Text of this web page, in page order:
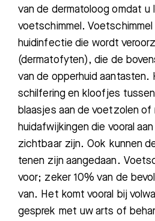
van de dermatoloog omdat
voetschimmel.
huidinfectie die wordt
(dermatofyten), die de
van de opperhuid aantasten.
schilfering en kloofjes
blaasjes aan de voetzolen
huidafwijkingen die vooral
zichtbaar zijn. Ook kunnen
tenen zijn aangedaan.
voor; zeker 10% van de
van. Het komt vooral bij
gesprek met uw arts of